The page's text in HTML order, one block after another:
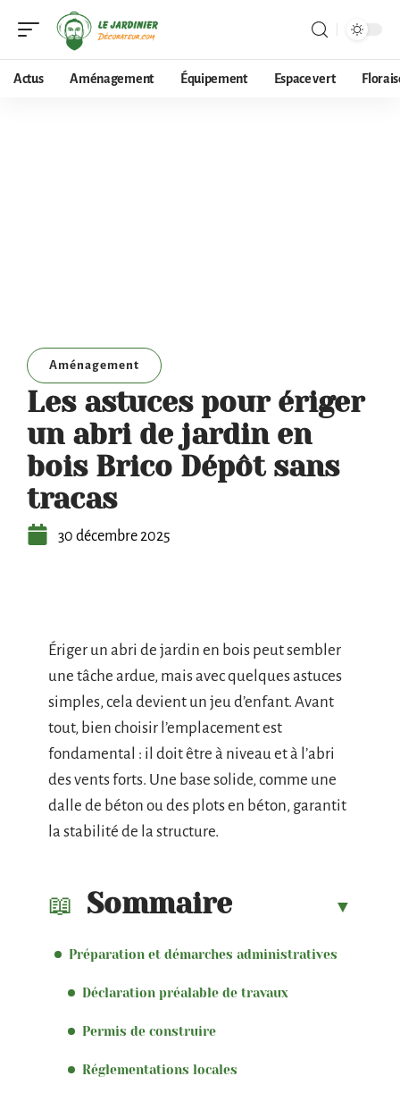
Actus Aménagement Équipement Espace vert
Aménagement
Les astuces pour ériger
un abri de jardin en
bois Brico Dépôt sans
tracas
30 décembre 2025
Ériger un abri de jardin en bois peut sembler
une tâche ardue, mais avec quelques astuces
simples, cela devient un jeu d’enfant. Avant
tout, bien choisir l’emplacement est
fondamental : il doit être à niveau et à l’abri
des vents forts. Une base solide, comme une
dalle de béton ou des plots en béton, garantit
la stabilité de la structure.
Sommaire
Préparation et démarches administratives
Déclaration préalable de travaux
Permis de construire
Réglementations locales